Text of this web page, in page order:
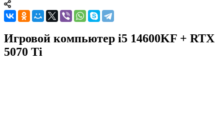
Игровой компьютер i5 14600KF + RTX
5070 Ti